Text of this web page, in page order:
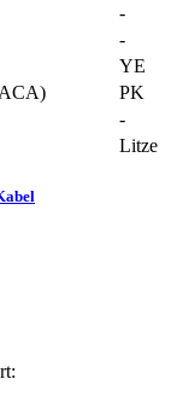
-
-
YE
PK
-
Litze